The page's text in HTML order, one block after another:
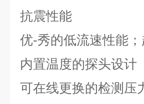
抗震性能
优-秀的低流速性能
内置温度的探头设计
可在线更换的检测压